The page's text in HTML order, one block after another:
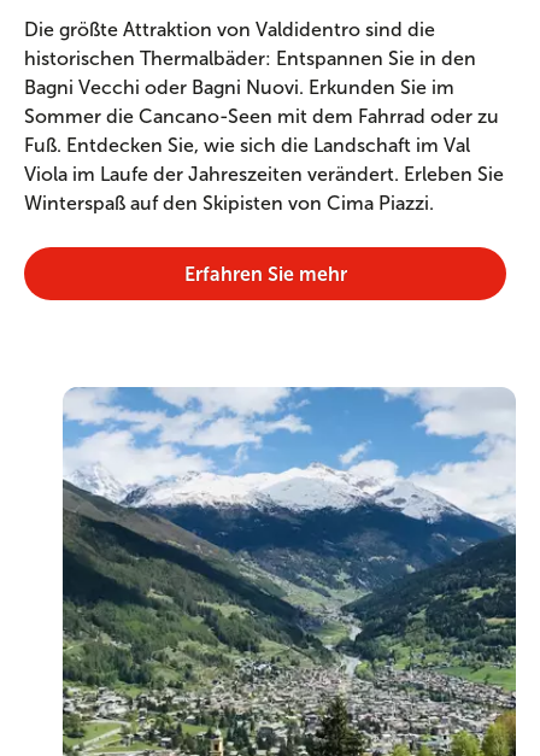
Die größte Attraktion von Valdidentro sind die
historischen Thermalbäder: Entspannen Sie in den
Bagni Vecchi oder Bagni Nuovi. Erkunden Sie im
Sommer die Cancano-Seen mit dem Fahrrad oder zu
Fuß. Entdecken Sie, wie sich die Landschaft im Val
Viola im Laufe der Jahreszeiten verändert. Erleben Sie
Winterspaß auf den Skipisten von Cima Piazzi.
Erfahren Sie mehr